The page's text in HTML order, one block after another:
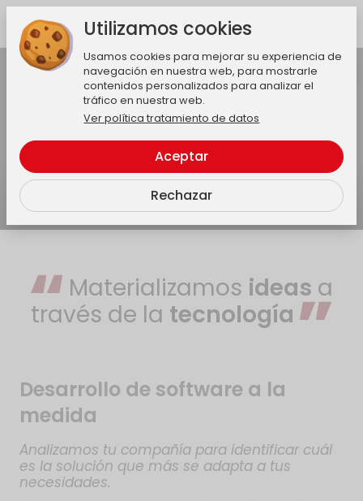
Activar audio
Materializamos ideas a
través de la tecnología
Desarrollo de software a la
medida
Analizamos tu compañía para identificar cuál
es la solución que más se adapta a tus
necesidades.
Utilizamos cookies
Usamos cookies para mejorar su experiencia de
navegación en nuestra web, para mostrarle
contenidos personalizados para analizar el
tráfico en nuestra web.
Ver política tratamiento de datos
Aceptar
Rechazar